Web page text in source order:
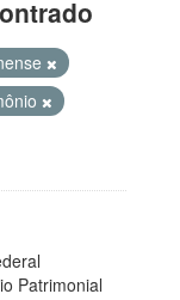
Patrimonial